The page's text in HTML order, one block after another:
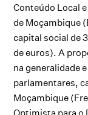
Conteúdo Local
de Moçambique
capital social de
de euros). A
na generalidade
parlamentares,
Moçambique